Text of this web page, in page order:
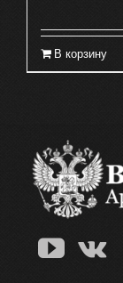
В корзину